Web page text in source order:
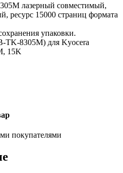
лазерный совместимый,
ресурс 15000 страниц формата
упаковки.
TK-8305M) для Kyocera
15K
покупателями